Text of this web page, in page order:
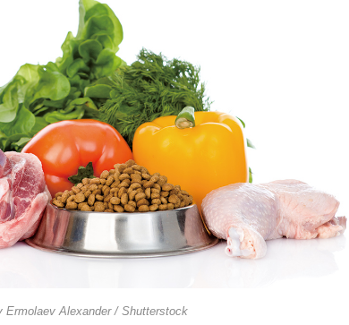
Ermolaev Alexander/ Shutterstock